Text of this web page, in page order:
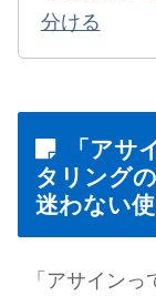
分ける
「アサ
タリング
迷わない
「アサイン